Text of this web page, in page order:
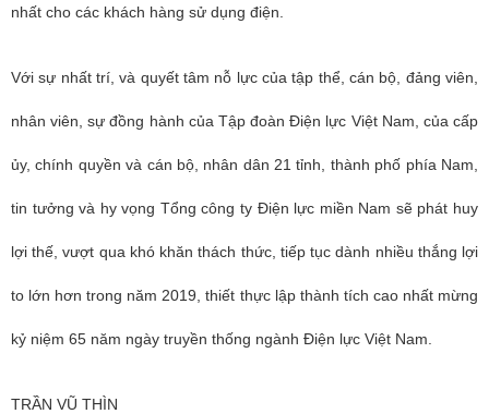
nhất cho các khách hàng sử dụng điện.
Với sự nhất trí, và quyết tâm nỗ lực của tập thể, cán bộ, đảng viên,
nhân viên, sự đồng hành của Tập đoàn Điện lực Việt Nam, của cấp
ủy, chính quyền và cán bộ, nhân dân 21 tỉnh, thành phố phía Nam,
tin tưởng và hy vọng Tổng công ty Điện lực miền Nam sẽ phát huy
lợi thế, vượt qua khó khăn thách thức, tiếp tục dành nhiều thắng lợi
to lớn hơn trong năm 2019, thiết thực lập thành tích cao nhất mừng
kỷ niệm 65 năm ngày truyền thống ngành Điện lực Việt Nam.
TRẦN VŨ THÌN